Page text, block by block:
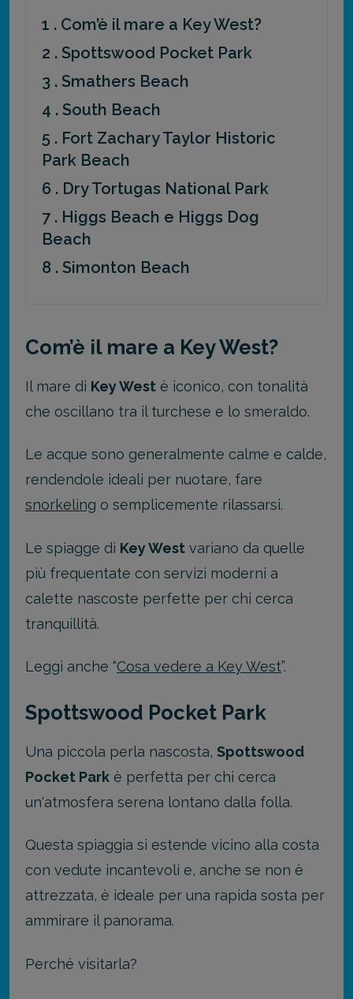
1 . Com’è il mare a Key West?
2 . Spottswood Pocket Park
3 . Smathers Beach
4 . South Beach
5 . Fort Zachary Taylor Historic
Park Beach
6 . Dry Tortugas National Park
7 . Higgs Beach e Higgs Dog
Beach
8 . Simonton Beach
Com’è il mare a Key West?
Il mare di Key West è iconico, con tonalità
che oscillano tra il turchese e lo smeraldo.
Le acque sono generalmente calme e calde,
rendendole ideali per nuotare, fare
snorkeling o semplicemente rilassarsi.
Le spiagge di Key West variano da quelle
più frequentate con servizi moderni a
calette nascoste perfette per chi cerca
tranquillità.
Leggi anche “Cosa vedere a Key West”.
Spottswood Pocket Park
Una piccola perla nascosta, Spottswood
Pocket Park è perfetta per chi cerca
un'atmosfera serena lontano dalla folla.
Questa spiaggia si estende vicino alla costa
con vedute incantevoli e, anche se non è
attrezzata, è ideale per una rapida sosta per
ammirare il panorama.
Perché visitarla?